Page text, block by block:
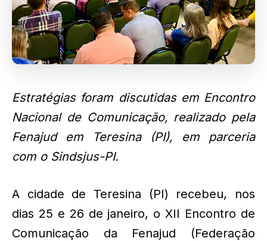
Estratégias foram discutidas em Encontro
Nacional de Comunicação, realizado pela
Fenajud em Teresina (PI), em parceria
com o Sindsjus-PI.
A cidade de Teresina (PI) recebeu, nos
dias 25 e 26 de janeiro, o XII Encontro de
Comunicação da Fenajud (Federação